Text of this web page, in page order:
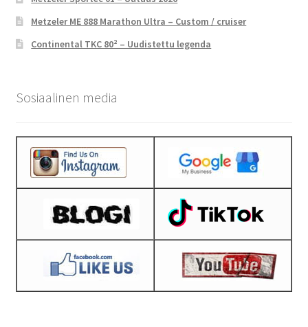
Metzeler ME 888 Marathon Ultra – Custom / cruiser
Continental TKC 80² – Uudistettu legenda
Sosiaalinen media